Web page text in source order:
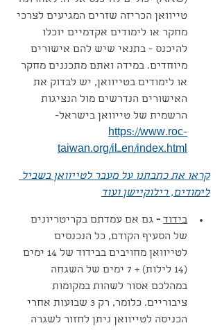
טייוואן הכריזה שזרים המגיעים לצרכי
מחקר או לימודים אקדמיים יוכלו
להיכנס - בתנאי שיש להם אישורים
מיוחדים. במידה ואתם מתכננים מחקר
או לימודים בטייוואן, יש לבדוק את
האישורים הנדרשים מול הנציגות
הרשמית של טייוואן בישראל-
https://www.roc-
taiwan.org/il_en/index.html
קראו את כתבתנו על מעבר לטייוואן בשביל
לימודים, רילוקיישן ועוד
בידוד - גם אם עמדתם בקריטריונים
של הסעיף הקודם, כל הנכנסים
לטייוואן מחויבים בבידוד של 14 ימים
(14 לילות) + 7 ימים של השגחה
במהלכם אסור לשהות במקומות
ציבוריים. כלומר, רק 3 שבועות אחרי
הכניסה לטייוואן ניתן לחזור לשגרה